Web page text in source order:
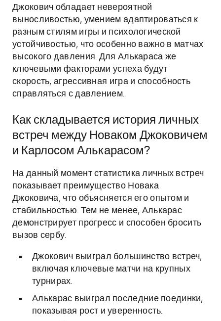
Джокович обладает невероятной
выносливостью, умением адаптироваться к
разным стилям игры и психологической
устойчивостью, что особенно важно в матчах
высокого давления. Для Алькараса же
ключевыми факторами успеха будут
скорость, агрессивная игра и способность
справляться с давлением.
Как складывается история личных
встреч между Новаком Джоковичем
и Карлосом Алькарасом?
На данный момент статистика личных встреч
показывает преимущество Новака
Джоковича, что объясняется его опытом и
стабильностью. Тем не менее, Алькарас
демонстрирует прогресс и способен бросить
вызов сербу.
Джокович выиграл большинство встреч,
включая ключевые матчи на крупных
турнирах.
Алькарас выиграл последние поединки,
показывая рост и уверенность.